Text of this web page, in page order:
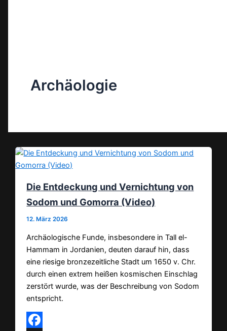
Archäologie
Die Entdeckung und Vernichtung von
Sodom und Gomorra (Video)
12. März 2026
Archäologische Funde, insbesondere in Tall el-
Hammam in Jordanien, deuten darauf hin, dass
eine riesige bronzezeitliche Stadt um 1650 v. Chr.
durch einen extrem heißen kosmischen Einschlag
zerstört wurde, was der Beschreibung von Sodom
entspricht.